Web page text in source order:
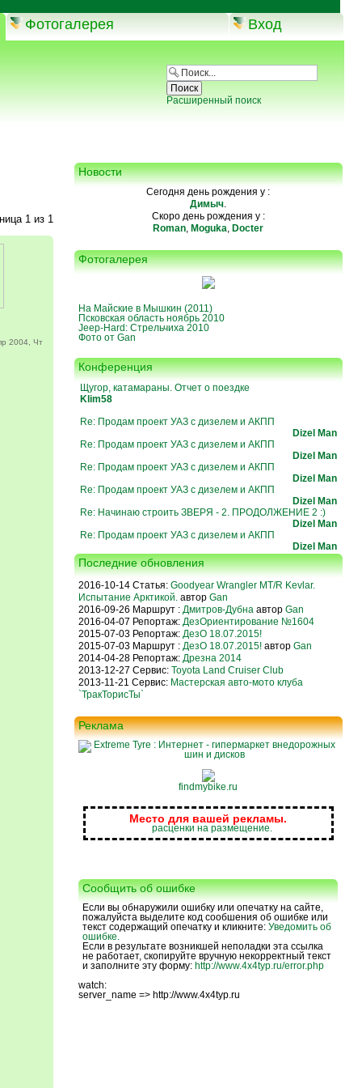
Фотогалерея Вход
Расширенный поиск
1из 1
2004, Чт
Новости
Сегодня день рождения у :
Димыч.
Скоро день рождения у :
Roman, Moguka, Docter
Фотогалерея
На Майские в Мышкин (2011)
Псковская область ноябрь 2010
Jeep-Hard: Стрельчиха 2010
Фото от Gan
Конференция
Щугор, катамараны. Отчет о поездке
Klim58
Re: Продам проект УАЗ с дизелем и АКПП
Dizel Man
Re: Продам проект УАЗ с дизелем и АКПП
Dizel Man
Re: Продам проект УАЗ с дизелем и АКПП
Dizel Man
Re: Продам проект УАЗ с дизелем и АКПП
Dizel Man
Re: Начинаю строить ЗВЕРЯ - 2. ПРОДОЛЖЕНИЕ 2 :)
Dizel Man
Re: Продам проект УАЗ с дизелем и АКПП
Dizel Man
Последние обновления
2016-10-14 Статья: Goodyear Wrangler MT/R Kevlar.
Испытание Арктикой.автор Gan
2016-09-26 Маршрут : Дмитров-Дубнаавтор Gan
2016-04-07 Репортаж: ДезОриентирование №1604
2015-07-03 Репортаж: ДезО 18.07.2015!
2015-07-03 Маршрут : ДезО 18.07.2015! автор Gan
2014-04-28 Репортаж: Дрезна 2014
2013-12-27 Сервис: Toyota Land Cruiser Club
2013-11-21 Сервис: Мастерская авто-мото клуба
`ТракТорисТы`
Реклама
findmybike.ru
Место для вашей рекламы.
расценки на размещение.
Сообщить об ошибке
Если вы обнаружили ошибку или опечатку на сайте,
пожалуйста выделите код сообшения об ошибке или
текст содержащий опечатку и кликните: Уведомить об
ошибке.
Если в результате возникшей неполадки эта ссылка
не работает, скопируйте вручную некорректный текст
и заполните эту форму: http://www.4x4typ.ru/error.php
watch:
server_name => http://www.4x4typ.ru